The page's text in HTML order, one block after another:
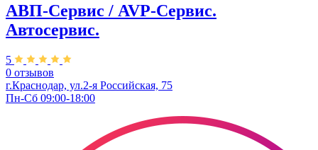
АВП-Сервис / AVP-Сервис.
Автосервис.
5
0 отзывов
г.Краснодар, ул.2-я Российская, 75
Пн-Сб 09:00-18:00